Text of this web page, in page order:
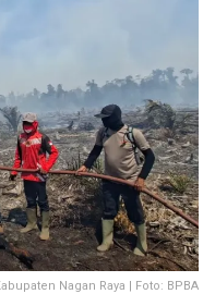
Nagan Raya | Foto: BPBA